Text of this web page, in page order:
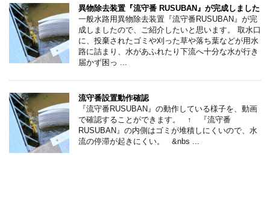
異物除去装置『流守番 RUSUBAN』が完成しました
一般水路用異物除去装置『流守番RUSUBAN』が完
成しましたので、ご紹介したいと思います。 取水口
に、投棄されたゴミや刈った草や落ち葉などが用水
路に詰まり、水があふれたり下流へ十分な水が行き
届かず困っ ...
流守番設置動作確認
『流守番RUSUBAN』の動作している様子を、動画
で確認することができます。 ↑ 『流守番
RUSUBAN』の内側はゴミが堆積しにくいので、水
流の停滞が起きにくい。 &nbs ...